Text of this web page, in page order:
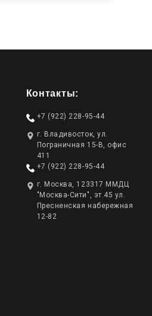
Контакты:
+7 (922) 228-95-44
г. Владивосток, ул.
Пограничная 15-В, офис
411
+7 (922) 228-95-44
г. Москва, 123317 ММДЦ
"Москва-Сити", эт.45 ул.
Пресненская набережная
12-82